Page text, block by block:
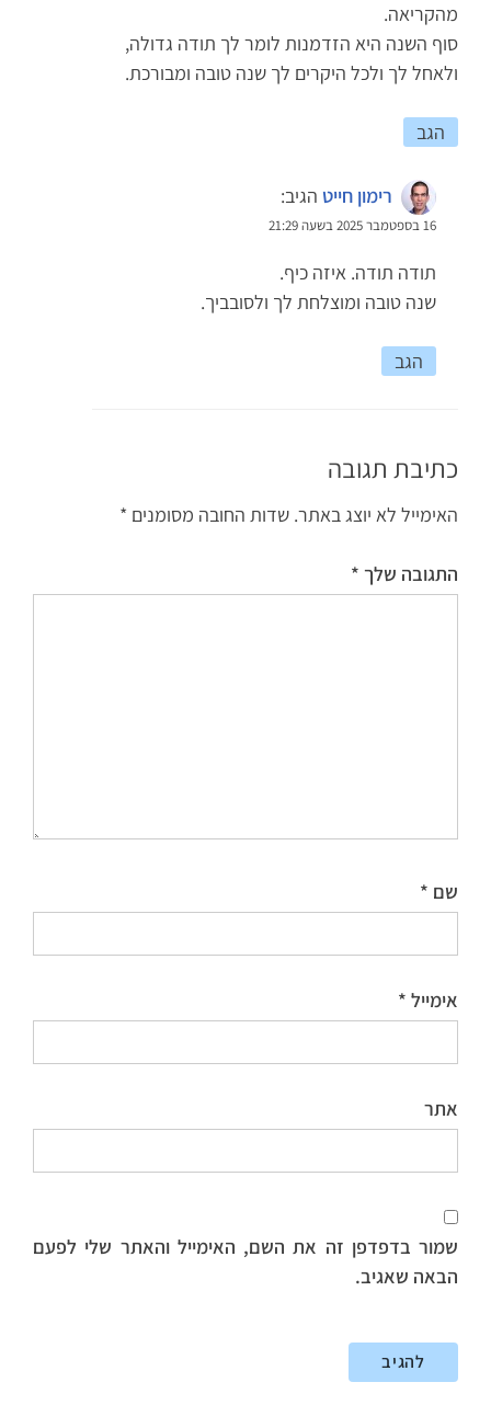
מהקריאה.
סוף השנה היא הזדמנות לומר לך תודה גדולה,
ולאחל לך ולכל היקרים לך שנה טובה ומבורכת.
הגב
רימון חייט הגיב:
16 בספטמבר 2025 בשעה 21:29
תודה תודה. איזה כיף.
שנה טובה ומוצלחת לך ולסובביך.
הגב
כתיבת תגובה
האימייל לא יוצג באתר. שדות החובה מסומנים *
התגובה שלך *
שם *
אימייל *
אתר
שמור בדפדפן זה את השם, האימייל והאתר שלי לפעם
הבאה שאגיב.